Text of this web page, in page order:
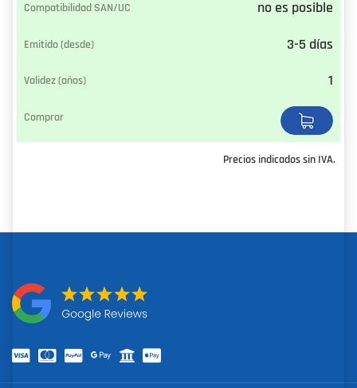
Precios indicados sin IVA.
no es posible
3-5 días
1